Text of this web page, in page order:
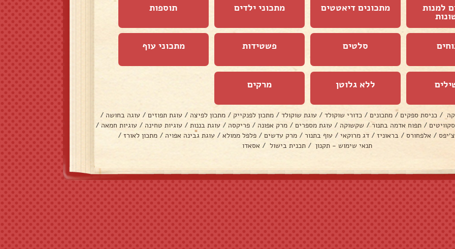
למנות מתכונים דיאטטים מתכוני ילדים תוספות
סלטים פשטידות מתכוני עוף
ללא גלוטן מרקים
/ כניסת ספקים / מתכונים / כדורי שוקולד / עוגת שוקולד / מתכון לפנקייק / מתכון לפיצה / עוגת תפוזים / עוגה בחושה /
/ תפוח אדמה בתנור / שקשוקה / עוגת מספרים / מרק אפונה / פריקסה / עוגת בננות / עוגיות טחינה / עוגיות חמאה /
/ אלפחורס / בראוניז / דג מרוקאי / עוף בתנור / מרק עדשים / פלפל ממולא / עוגת גבינה אפויה / מתכון לאורז /
תנאי שימוש - תקנון / תכנית בישול / אסאדו